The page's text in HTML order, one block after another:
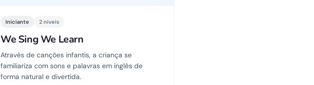
Iniciante 2 níveis
We Sing We Learn
Através de canções infantis, a criança se
familiariza com sons e palavras em inglês de
forma natural e divertida.